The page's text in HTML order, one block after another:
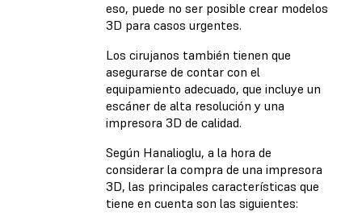
eso, puede no ser posible crear modelos
3D para casos urgentes.
Los cirujanos también tienen que
asegurarse de contar con el
equipamiento adecuado, que incluye un
escáner de alta resolución y una
impresora 3D de calidad.
Según Hanalioglu, a la hora de
considerar la compra de una impresora
3D, las principales características que
tiene en cuenta son las siguientes: